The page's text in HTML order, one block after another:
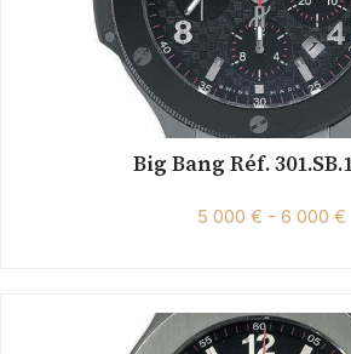
Big Bang Réf.
5 000 € - 6 000 €